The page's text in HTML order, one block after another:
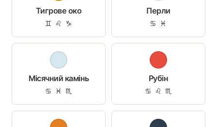
Тигрове око
♊ ♌ ♑
Перли
♋ ♓
Місячний камінь
♋ ♓ ♏
Рубін
♋ ♌ ♏